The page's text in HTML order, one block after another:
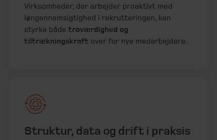
Virksomheder, der arbejder proaktivt med
løngennemsigtighed i rekrutteringen, kan
styrke både troværdighed og
tiltrækningskraft over for nye medarbejdere.
Struktur, data og drift i praksis